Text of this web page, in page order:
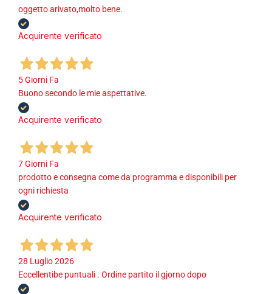
oggetto arivato,molto bene.
Acquirente verificato
5 Giorni Fa
Buono secondo le mie aspettative.
Acquirente verificato
7 Giorni Fa
prodotto e consegna come da programma e disponibili per
ogni richiesta
Acquirente verificato
28 Luglio 2026
Eccellentibe puntuali . Ordine partito il gjorno dopo